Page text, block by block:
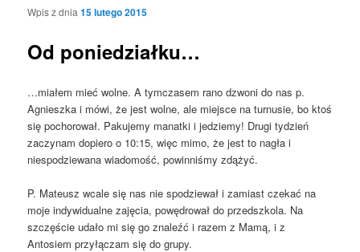
Wpis z dnia15 lutego 2015
Od poniedziałku…
…miałem mieć wolne. A tymczasem rano dzwoni do nas p.
Agnieszka i mówi, że jest wolne, ale miejsce na turnusie, bo ktoś
się pochorował. Pakujemy manatki i jedziemy! Drugi tydzień
zaczynam dopiero o 10:15, więc mimo, że jest to nagła i
niespodziewana wiadomość, powinniśmy zdążyć.
P. Mateusz wcale się nas nie spodziewał i zamiast czekać na
moje indywidualne zajęcia, powędrował do przedszkola. Na
szczęście udało mi się go znaleźć i razem z Mamą, i z
Antosiem przyłączam się do grupy.